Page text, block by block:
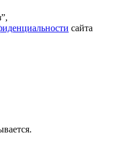
сайта